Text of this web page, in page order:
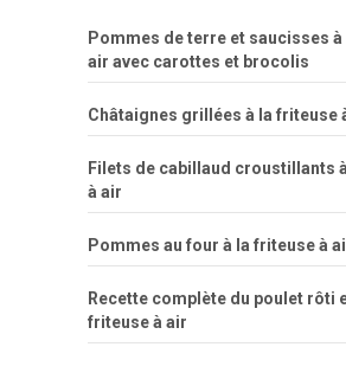
Pommes de terre et saucisses
air avec carottes et brocolis
Châtaignes grillées à la friteuse
Filets de cabillaud croustillants
à air
Pommes au four à la friteuse à
Recette complète du poulet rôti
friteuse à air